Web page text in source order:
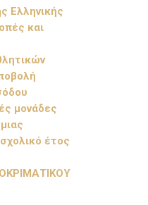
Ελληνικής
και
μονάδες
έτος